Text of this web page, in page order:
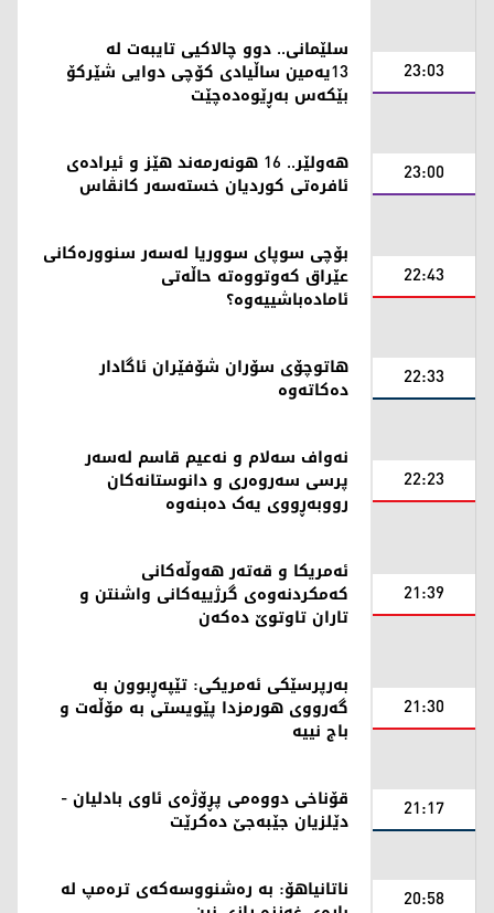
23:03
سلێمانی.. دوو چالاکیی تایبەت لە
13یەمین ساڵیادی کۆچی دوایی شێرکۆ
بێکەس بەڕێوەدەچێت
23:00 هەولێر.. 16 هونەرمەند هێز و ئیرادەی
ئافرەتی کوردیان خستەسەر کانڤاس
22:43
بۆچی سوپای سووریا لەسەر سنوورەکانی
عێراق کەوتووەتە حاڵەتی
ئامادەباشییەوە؟
22:33 هاتوچۆی سۆران شۆفێران ئاگادار
دەکاتەوە
22:23
نەواف سەلام و نەعیم قاسم لەسەر
پرسی سەروەری و دانوستانەکان
رووبەڕووی یەک دەبنەوە
21:39
ئەمریکا و قەتەر هەوڵەکانی
کەمکردنەوەی گرژییەکانی واشنتن و
تاران تاوتوێ دەکەن
21:30
بەرپرسێکی ئەمریکی: تێپەڕبوون بە
گەرووی هورمزدا پێویستی بە مۆڵەت و
باج نییە
21:17 قۆناخی دووەمی پڕۆژەی ئاوی بادلیان -
دێلزیان جێبەجێ دەکرێت
20:58 ناتانیاهۆ: بە رەشنووسەکەی ترەمپ لە